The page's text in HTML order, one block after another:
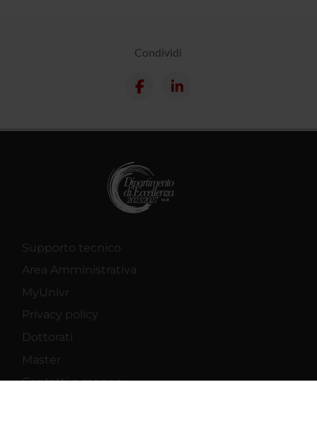
Condividi
Supporto tecnico
Area Amministrativa
MyUnivr
Privacy policy
Dottorati
Master
Contatti e mappa